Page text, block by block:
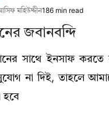
মহিউদ্দীন186 min read
জবানবন্দি
সাথে ইনসাফ করতে
না দিই, তাহলে
হবে